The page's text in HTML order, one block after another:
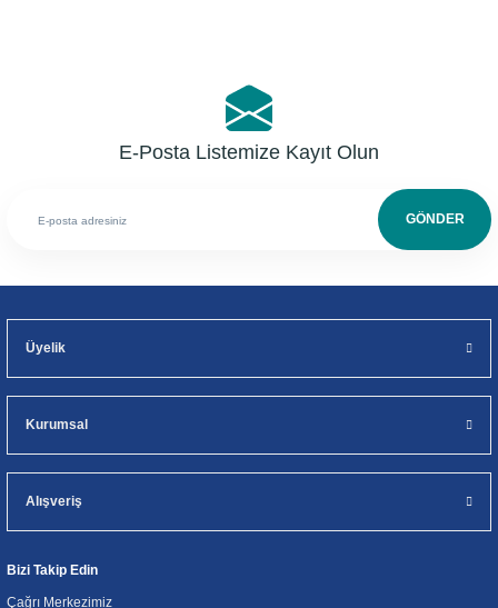
E-Posta Listemize Kayıt Olun
GÖNDER
Üyelik
Kurumsal
Alışveriş
Bizi Takip Edin
Çağrı Merkezimiz